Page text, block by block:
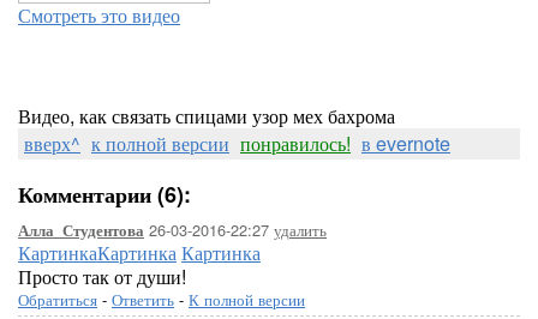
Смотреть это видео
Видео, как связать спицами узор мех бахрома
вверх^ к полной версии понравилось! в evernote
Комментарии (6):
Алла_Студентова 26-03-2016-22:27 удалить
КартинкаКартинкаКартинка
Просто так от души!
Обратиться - Ответить - К полной версии